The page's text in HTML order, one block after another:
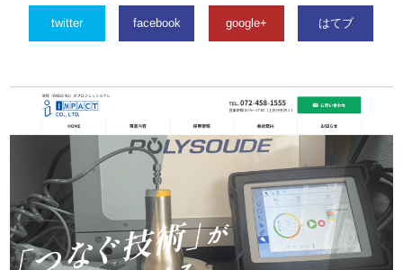
twitter facebook google+ はてブ